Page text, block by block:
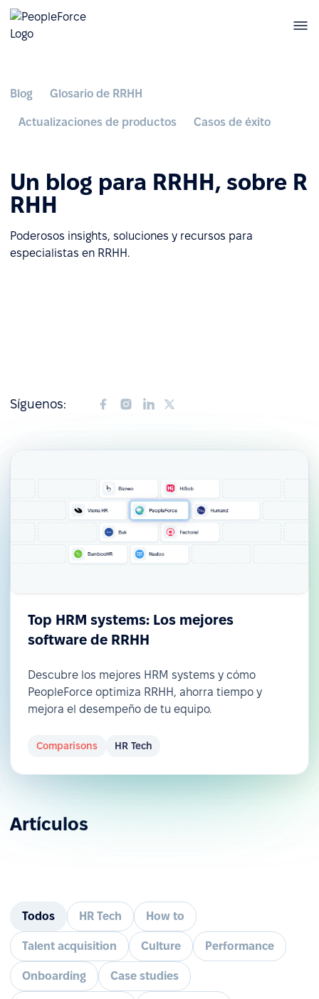
Blog Glosario de RRHH
Actualizaciones de productos Casos de éxito
Un blog para RRHH, sobre R
RHH
Poderosos insights, soluciones y recursos para
especialistas en RRHH.
Síguenos:
Top HRM systems: Los mejores
software de RRHH
Descubre los mejores HRM systems y cómo
PeopleForce optimiza RRHH, ahorra tiempo y
mejora el desempeño de tu equipo.
Comparisons HR Tech
Artículos
Todos HR Tech How to
Talent acquisition Culture Performance
Onboarding Case studies